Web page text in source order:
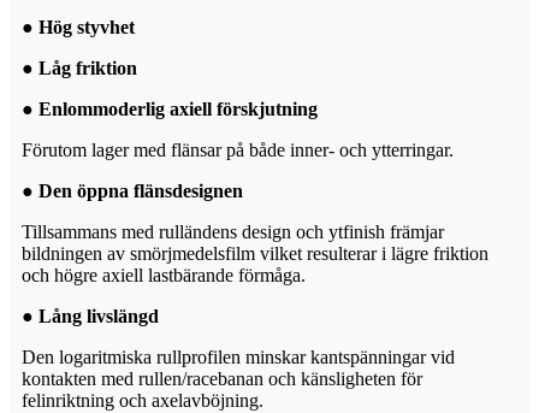
● Hög styvhet
● Låg friktion
● Enlommoderlig axiell förskjutning
Förutom lager med flänsar på både inner- och ytterringar.
● Den öppna flänsdesignen
Tillsammans med rulländens design och ytfinish främjar
bildningen av smörjmedelsfilm vilket resulterar i lägre friktion
och högre axiell lastbärande förmåga.
● Lång livslängd
Den logaritmiska rullprofilen minskar kantspänningar vid
kontakten med rullen/racebanan och känsligheten för
felinriktning och axelavböjning.